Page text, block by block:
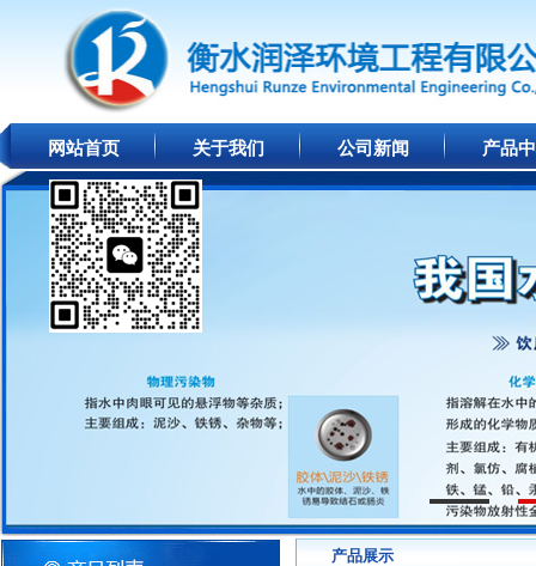
网站首页 关于我们 公司新闻 产品
产品展示